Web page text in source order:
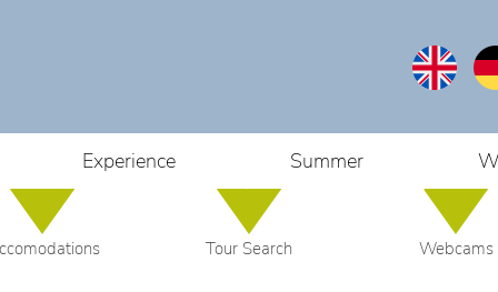
Experience Summer
Farm Shop
Tour Search Webcams